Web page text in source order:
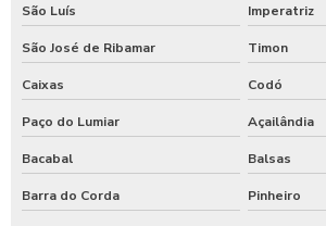
São Luís
Imperatriz
São José de Ribamar Timon
Caixas Codó
Paço do Lumiar Açailândia
Bacabal Balsas
Barra do Corda Pinheiro